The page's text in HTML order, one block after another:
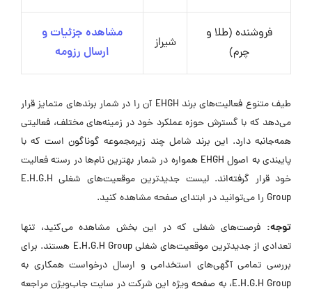
فروشنده (طلا و
چرم)
شیراز
مشاهده جزئیات و
ارسال رزومه
طیف متنوع فعالیت‌های برند EHGH آن را در شمار برندهای متمایز قرار
می‌دهد که با گسترش حوزه عملکرد خود در زمینه‌های مختلف، فعالیتی
همه‌جانبه دارد. این برند شامل چند زیرمجموعه گوناگون است که با
پایبندی به اصول EHGH همواره در شمار بهترین نام‌ها در رسته فعالیت
خود قرار گرفته‌اند. لیست جدیدترین موقعیت‌های شغلی E.H.G.H
Group را می‌توانید در ابتدای صفحه مشاهده کنید.
توجه: فرصت‌های شغلی که در این بخش مشاهده می‌کنید، تنها
تعدادی از جدیدترین موقعیت‌های شغلی E.H.G.H Group هستند. برای
بررسی تمامی آگهی‌های استخدامی و ارسال درخواست همکاری به
E.H.G.H Group، به صفحه ویژه این شرکت در سایت جاب‌ویژن مراجعه